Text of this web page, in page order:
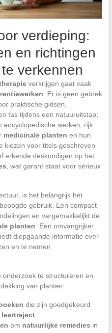
verdieping:
en richtingen
verkennen
verkrijgen gaat vaak
. Er is geen gebrek
praktische gidsen,
tas tijdens een natuuruitstap;
werken, rijk
medicinale planten en hun
kiezen voor titels geschreven
erkende deskundigen op het
, wat garant staat voor sérieux
is het belangrijk het
gebruik. Een compact
en vergemakkelijkt de
planten . Een omvangrijker
diepgaande informatie over
en te nemen
onderzoek te structureren en
van planten:
die zijn goedgekeurd
leertraject.
om natuurlijke remedies in